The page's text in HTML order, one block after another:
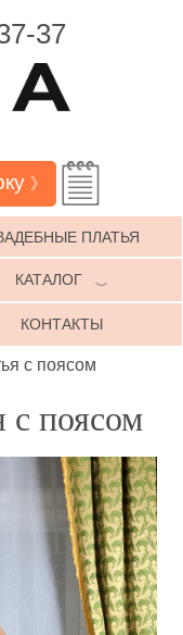
37
》
ПЛАТЬЯ
КАТАЛОГ ﹀
КОНТАКТЫ
с поясом
с поясом